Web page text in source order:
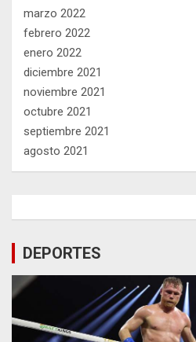
marzo 2022
febrero 2022
enero 2022
diciembre 2021
noviembre 2021
octubre 2021
septiembre 2021
agosto 2021
DEPORTES